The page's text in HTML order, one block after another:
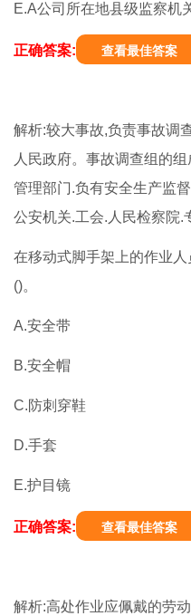
E.A公司所在地县级监察机
正确答案: 查看最佳答案
解析:较大事故,负责事故调
人民政府。事故调查组的
管理部门.负有安全生产监
公安机关.工会.人民检察院.
在移动式脚手架上的作业
()。
A.安全带
B.安全帽
C.防刺穿鞋
D.手套
E.护目镜
正确答案: 查看最佳答案
解析:高处作业应佩戴的劳